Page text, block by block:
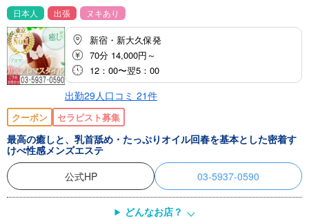
日本人 出張 ヌキあり
新宿・新大久保発
70分 14,000円～
12：00〜翌5：00
出勤29人口コミ 21件
クーポン セラピスト募集
最高の癒しと、乳首舐め・たっぷりオイル回春を基本とした密着す
けべ性感メンズエステ
公式HP
03-5937-0590
どんなお店？